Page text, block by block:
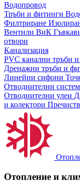
Водопровод
Тръби и фитинги
Филтриране
Вентили ВиК
отвори
Канализация
PVC канални тръби
Дренажни тръби и
Линейни сифони
Отводнителни
Отводнителни улеи
и колектори
Отопление и